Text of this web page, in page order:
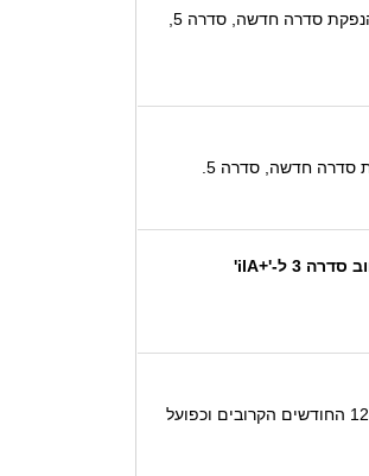
תחזית הדירוג השלילית משקפת את הערכתנו כי בשל תנאי השוק המאתגרים, תדיראן גרופ עשויה שלא להציג שיפור משמעותי בביצועים התפעוליים ב-12 החודשים הקרובים וכפועל